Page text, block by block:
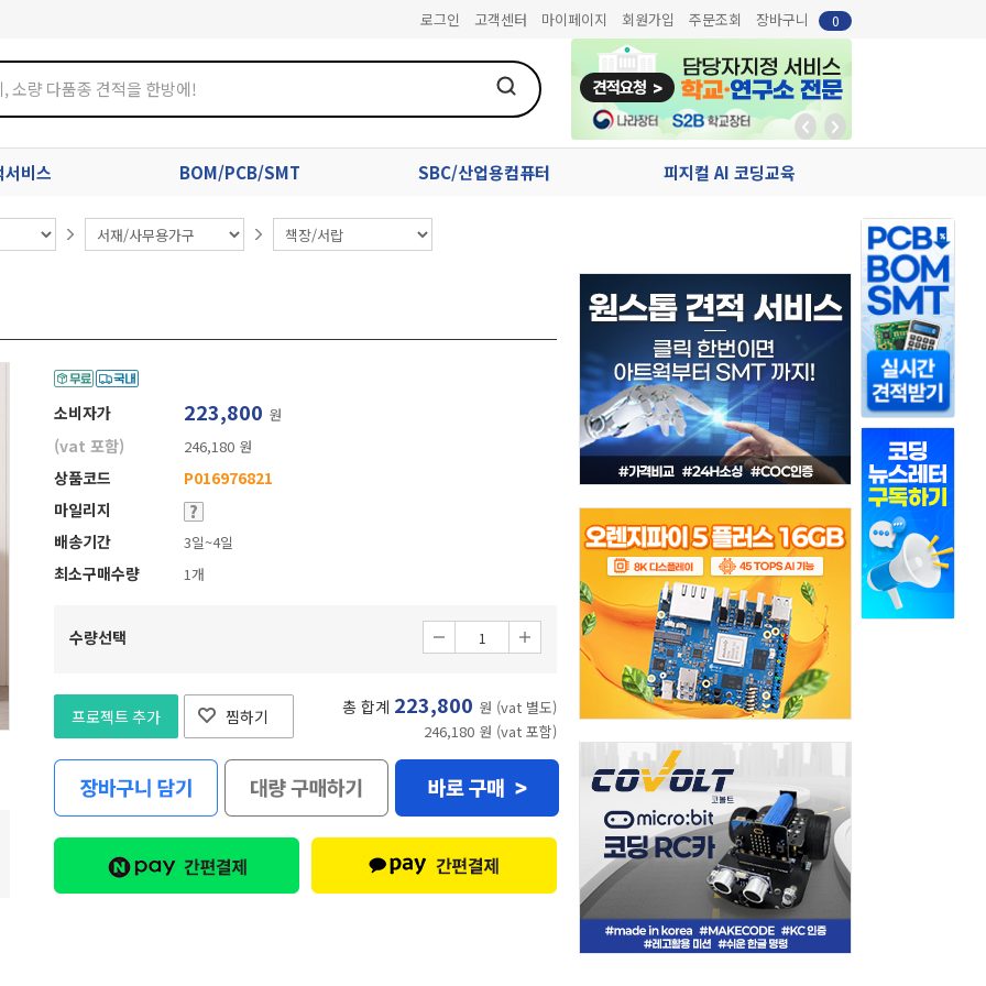
로그인 고객센터 마이페이지 회원가입 주문조회 장바구니 0
비스 BOM/PCB/SMT SBC/산업용컴퓨터 피지컬 AI 코딩교육
소비자가 223,800 원
(vat 포함) 246,180 원
상품코드
P016976821
마일리지
배송기간
3일~4일
최소구매수량 1개
수량선택
프로젝트 추가 찜하기 총 합계 223,800 원 (vat 별도)
246,180 원 (vat 포함)